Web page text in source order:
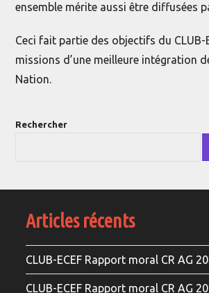
ensemble mérite aussi être diffusées
Ceci fait partie des objectifs du CLUB-
missions d’une meilleure intégration
Nation.
Rechercher
Articles récents
CLUB-ECEF Rapport moral CR AG
CLUB-ECEF Rapport moral CR AG